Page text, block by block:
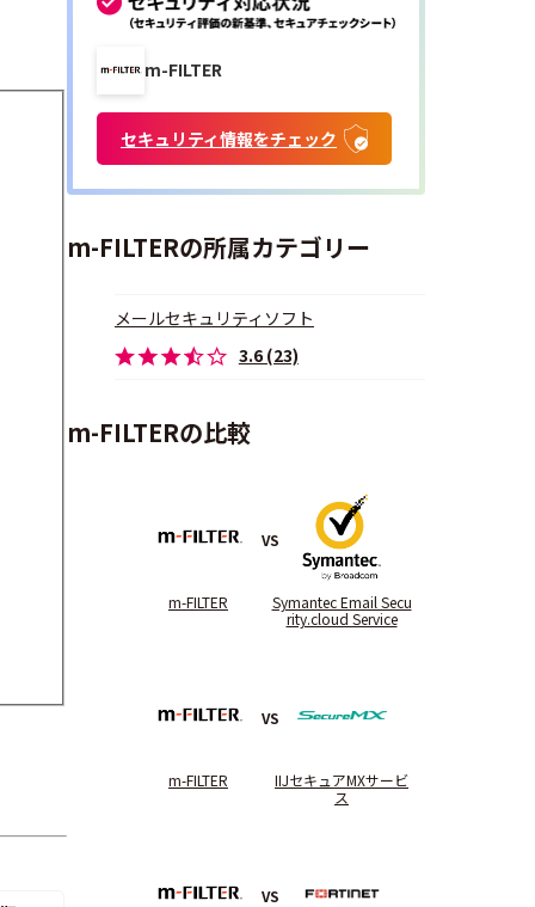
m-FILTER
セキュリティ情報をチェック
m-FILTERの所属カテゴリー
メールセキュリティソフト
3.6 (23)
m-FILTERの比較
m-FILTER
VS
Symantec Email Secu
rity.cloud Service
m-FILTER
VS
IIJセキュアMXサービ
ス
VS